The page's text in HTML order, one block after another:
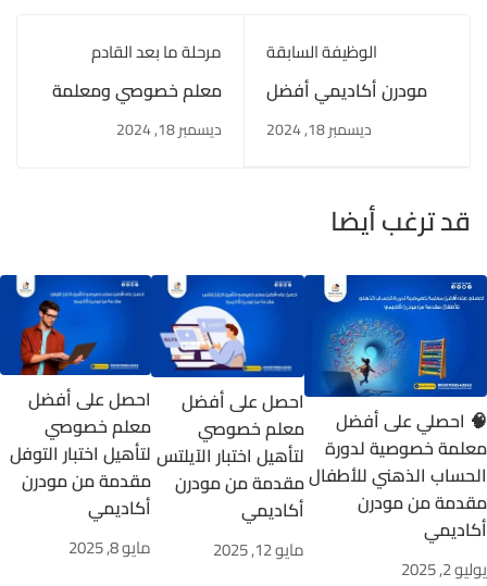
الوظيفة السابقة
مودرن أكاديمي أفضل
تجربة تعليم عن بعد
للمناهج الخليجية مع
ديسمبر 18, 2024
مرحلة ما بعد القادم
معلم خصوصي ومعلمة
خصوصية لتعليم المناهج
الخليجية
ديسمبر 18, 2024
قد ترغب أيضا
🧠 احصلي على أفضل
معلمة خصوصية لدورة
الحساب الذهني للأطفال
مقدمة من مودرن
أكاديمي
يوليو 2, 2025
احصل على أفضل
معلم خصوصي
لتأهيل اختبار الآيلتس
مقدمة من مودرن
أكاديمي
مايو 12, 2025
احصل على أفضل
معلم خصوصي
لتأهيل اختبار التوفل
مقدمة من مودرن
أكاديمي
مايو 8, 2025